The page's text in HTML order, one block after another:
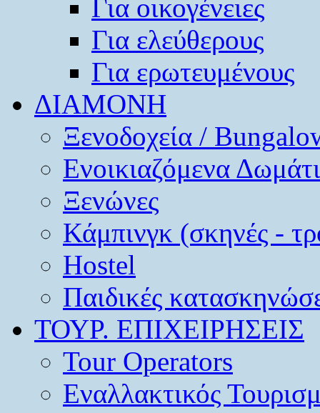
Για οικογένειες
Για ελεύθερους
Για ερωτευμένους
ΔΙΑΜΟΝΗ
Ξενοδοχεία /
Ενοικιαζόμενα
Ξενώνες
Κάμπινγκ (σκηνές -
Hostel
Παιδικές
ΤΟΥΡ. ΕΠΙΧΕΙΡΗΣΕΙΣ
Tour Operators
Εναλλακτικός